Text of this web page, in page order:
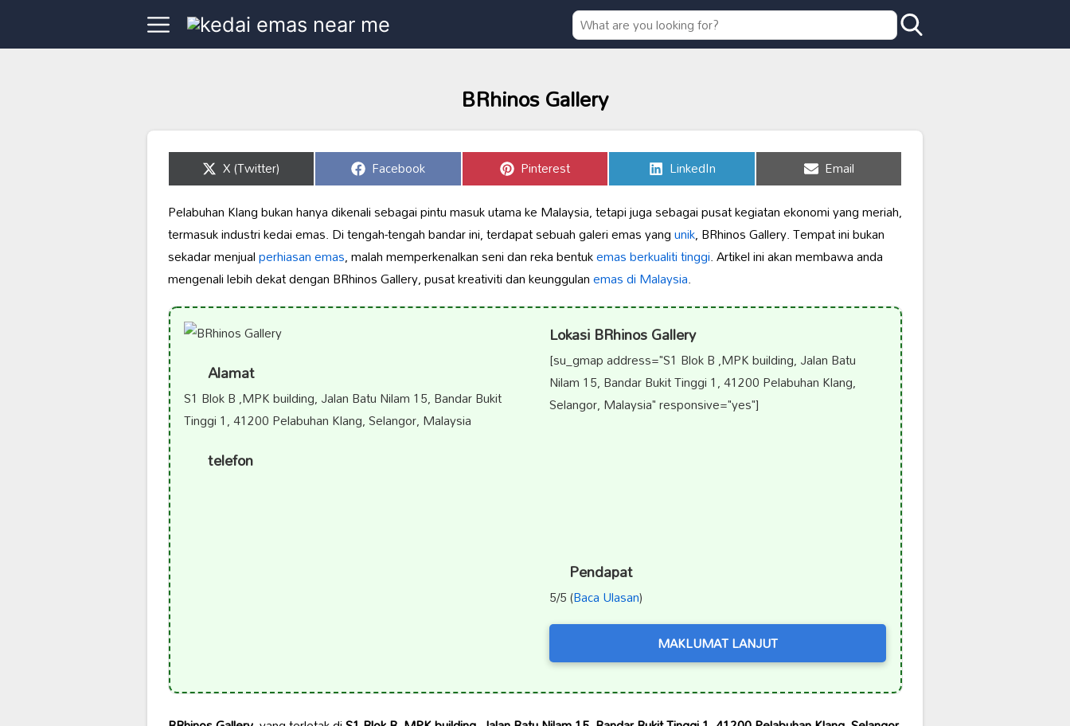
BRhinos Gallery
Share
on
X (Twitter) Share
on
Facebook Share
on
Pinterest Share
on
LinkedIn Share
on
Email
Pelabuhan Klang bukan hanya dikenali sebagai pintu masuk utama ke Malaysia, tetapi juga sebagai pusat kegiatan ekonomi yang meriah,
termasuk industri kedai emas. Di tengah-tengah bandar ini, terdapat sebuah galeri emas yangunik, BRhinos Gallery. Tempat ini bukan
sekadar menjualperhiasan emas, malah memperkenalkan seni dan reka bentukemas berkualiti tinggi. Artikel ini akan membawa anda
mengenali lebih dekat dengan BRhinos Gallery, pusat kreativiti dan keunggulanemas di Malaysia.
Alamat
S1 Blok B ,MPK building, Jalan Batu Nilam 15, Bandar Bukit
Tinggi 1, 41200 Pelabuhan Klang, Selangor, Malaysia
telefon
Lokasi BRhinos Gallery
[su_gmap address="S1 Blok B ,MPK building, Jalan Batu
Nilam 15, Bandar Bukit Tinggi 1, 41200 Pelabuhan Klang,
Selangor, Malaysia" responsive="yes"]
Pendapat
5/5 (Baca Ulasan)
MAKLUMAT LANJUT